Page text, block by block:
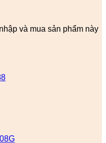
và mua sản phẩm này